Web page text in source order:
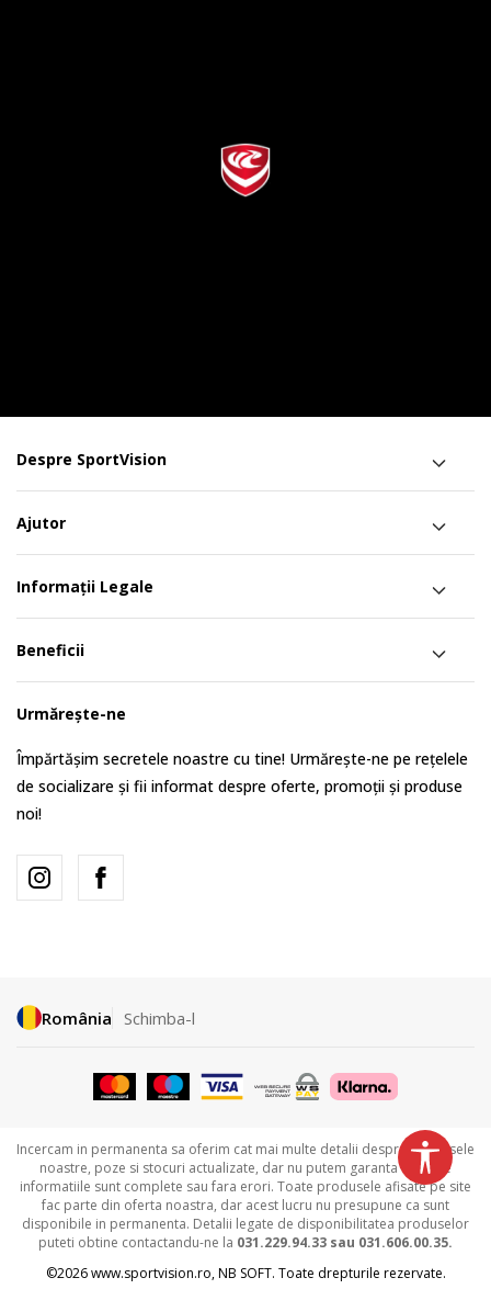
Despre SportVision
Ajutor
Informații Legale
Beneficii
Urmărește-ne
Împărtășim secretele noastre cu tine! Urmărește-ne pe rețelele
de socializare și fii informat despre oferte, promoții și produse
noi!
România Schimba-l
Incercam in permanenta sa oferim cat mai multe detalii despre produsele
noastre, poze si stocuri actualizate, dar nu putem garanta ca toate
informatiile sunt complete sau fara erori. Toate produsele afisate pe site
fac parte din oferta noastra, dar acest lucru nu presupune ca sunt
disponibile in permanenta. Detalii legate de disponibilitatea produselor
puteti obtine contactandu-ne la 031.229.94.33 sau 031.606.00.35.
©2026www.sportvision.ro,NB SOFT. Toate drepturile rezervate.